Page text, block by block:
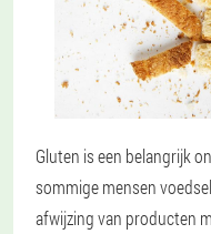
Gluten is een belangrijk
sommige mensen
afwijzing van producten